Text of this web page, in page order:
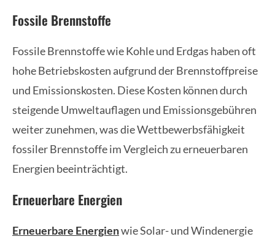
Fossile Brennstoffe
Fossile Brennstoffe wie Kohle und Erdgas haben oft
hohe Betriebskosten aufgrund der Brennstoffpreise
und Emissionskosten. Diese Kosten können durch
steigende Umweltauflagen und Emissionsgebühren
weiter zunehmen, was die Wettbewerbsfähigkeit
fossiler Brennstoffe im Vergleich zu erneuerbaren
Energien beeinträchtigt.
Erneuerbare Energien
Erneuerbare Energienwie Solar- und Windenergie